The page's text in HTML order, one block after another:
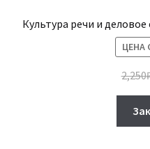
Культура речи и
ЦЕНА
2,250